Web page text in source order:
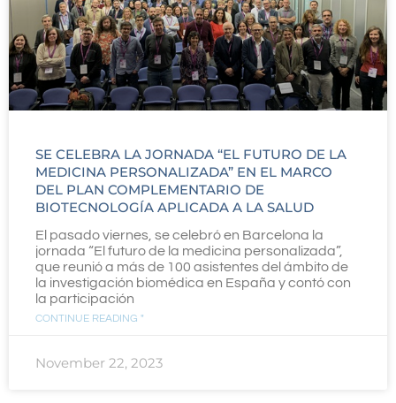
SE CELEBRA LA JORNADA “EL FUTURO DE LA
MEDICINA PERSONALIZADA” EN EL MARCO
DEL PLAN COMPLEMENTARIO DE
BIOTECNOLOGÍA APLICADA A LA SALUD
El pasado viernes, se celebró en Barcelona la
jornada “El futuro de la medicina personalizada”,
que reunió a más de 100 asistentes del ámbito de
la investigación biomédica en España y contó con
la participación
CONTINUE READING "
November 22, 2023